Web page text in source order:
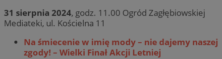
31 sierpnia 2024, godz. 11.00 Ogród Zagłębiowskiej
Mediateki, ul. Kościelna 11
Na śmiecenie w imię mody – nie dajemy naszej
zgody! – Wielki Finał Akcji Letniej